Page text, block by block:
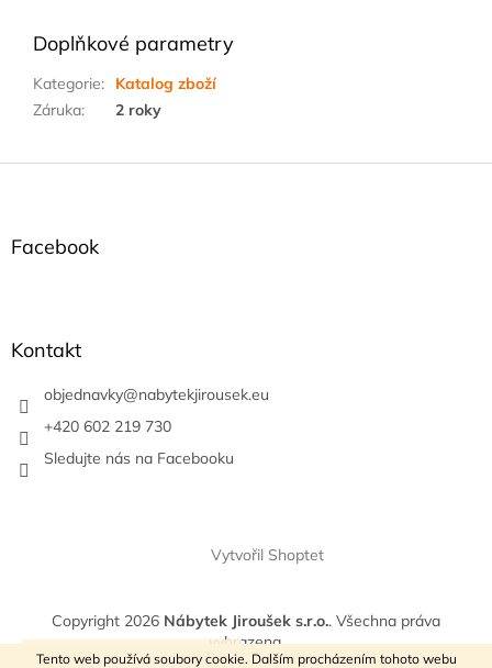
Tento web používá soubory cookie. Dalším procházením tohoto webu
VÍTEJTE V NAŠEM E-SHOPU
Doplňkové parametry
Kategorie:
Katalog zboží
Záruka: 2 roky
Z
Facebook
Kontakt
objednavky@nabytekjirousek.eu
+420 602 219 730
Sledujte nás na Facebooku
Vytvořil Shoptet
Copyright 2026 Nábytek Jiroušek s.r.o.. Všechna práva
vyhrazena.